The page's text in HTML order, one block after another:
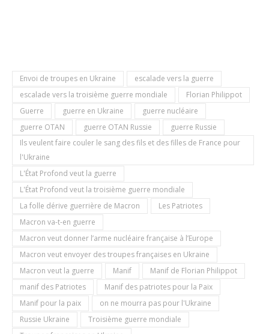
Envoi de troupes en Ukraine
escalade vers la guerre
escalade vers la troisième guerre mondiale
Florian Philippot
Guerre
guerre en Ukraine
guerre nucléaire
guerre OTAN
guerre OTAN Russie
guerre Russie
Ils veulent faire couler le sang des fils et des filles de France pour
l'Ukraine
L'État Profond veut la guerre
L'État Profond veut la troisième guerre mondiale
La folle dérive guerrière de Macron
Les Patriotes
Macron va-t-en guerre
Macron veut donner l’arme nucléaire française à l’Europe
Macron veut envoyer des troupes françaises en Ukraine
Macron veut la guerre
Manif
Manif de Florian Philippot
manif des Patriotes
Manif des patriotes pour la Paix
Manif pour la paix
on ne mourra pas pour l'Ukraine
Russie Ukraine
Troisième guerre mondiale